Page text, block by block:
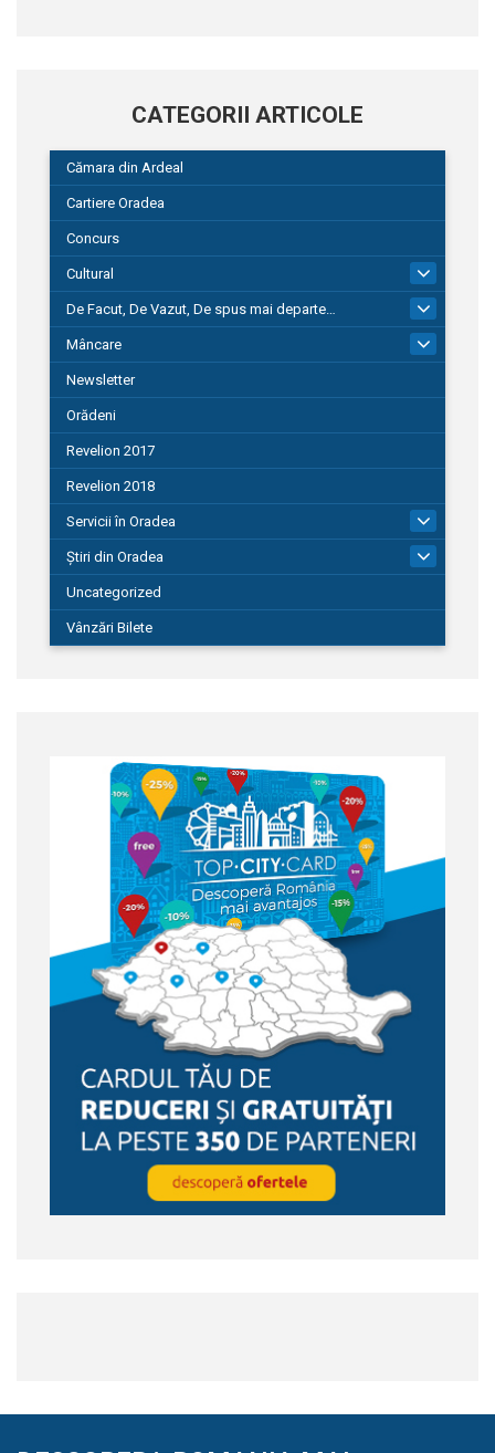
CATEGORII ARTICOLE
Cămara din Ardeal
Cartiere Oradea
Concurs
Cultural
De Facut, De Vazut, De spus mai departe…
580
Mâncare
Newsletter
Orădeni
Revelion 2017
Revelion 2018
Servicii în Oradea
Știri din Oradea
Uncategorized
Vânzări Bilete